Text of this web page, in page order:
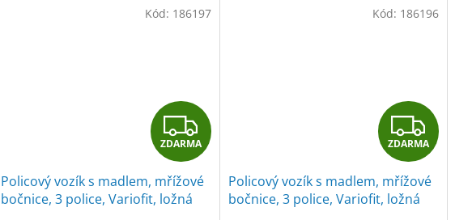
Z
D
A
ZDARMA
Policový vozík s madlem, mřížové
bočnice, 3 police, Variofit, ložná
Kód: 186197
Z
D
A
ZDARMA
Policový vozík s madlem, mřížové
bočnice, 3 police, Variofit, ložná
Kód: 186196